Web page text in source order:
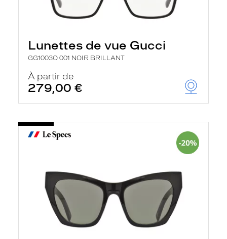
Lunettes de vue Gucci
GG1003O 001 NOIR BRILLANT
À partir de
279,00 €